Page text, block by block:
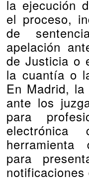
la ejecución
el proceso,
de
apelación
de Justicia o
la cuantía o
En Madrid,
ante los
para
electrónica
para